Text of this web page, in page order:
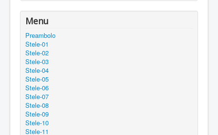
Menu
Preambolo
Stele-01
Stele-02
Stele-03
Stele-04
Stele-05
Stele-06
Stele-07
Stele-08
Stele-09
Stele-10
Stele-11